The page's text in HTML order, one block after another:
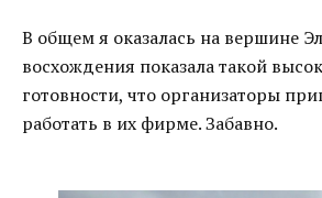
В общем я оказалась на вершине
восхождения показала такой
готовности, что организаторы
работать в их фирме. Забавно.